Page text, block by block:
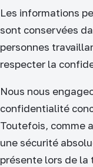
Les informations
sont conservées
personnes
respecter la
Nous nous
confidentialité
Toutefois, comme
une sécurité
présente lors de la